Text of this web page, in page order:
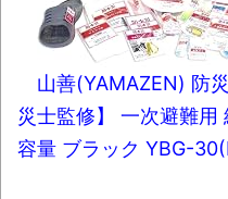
50歳になりまし
凡庸な悪
ロープと滑車と
変身。
山善(YAMAZEN) 防
災士監修】 一次避難用
容量 ブラック YBG-